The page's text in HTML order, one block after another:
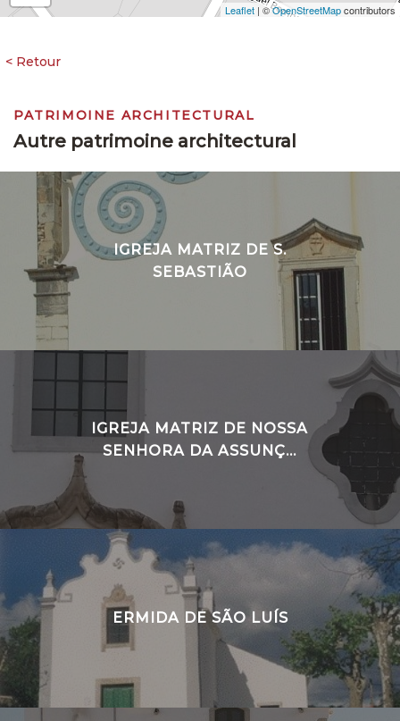
Leaflet | ©OpenStreetMapcontributors
PATRIMOINE ARCHITECTURAL
Autre patrimoine architectural
IGREJA MATRIZ DE S.
SEBASTIÃO
IGREJA MATRIZ DE NOSSA
SENHORA DA ASSUNÇ...
ERMIDA DE SÃO LUÍS